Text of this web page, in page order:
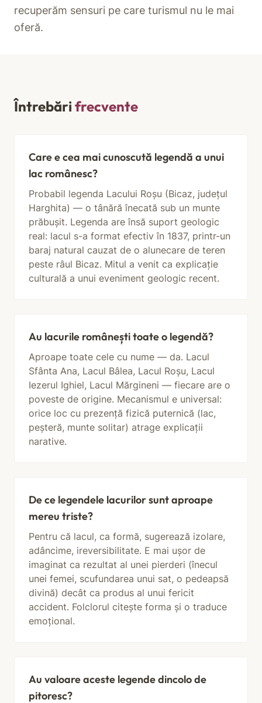
recuperăm sensuri pe care turismul nu le mai
oferă.
Întrebări frecvente
Care e cea mai cunoscută legendă a unui
lac românesc?
Probabil legenda Lacului Roșu (Bicaz, județul
Harghita) — o tânără înecată sub un munte
prăbușit. Legenda are însă suport geologic
real: lacul s-a format efectiv în 1837, printr-un
baraj natural cauzat de o alunecare de teren
peste râul Bicaz. Mitul a venit ca explicație
culturală a unui eveniment geologic recent.
Au lacurile românești toate o legendă?
Aproape toate cele cu nume — da. Lacul
Sfânta Ana, Lacul Bâlea, Lacul Roșu, Lacul
Iezerul Ighiel, Lacul Mărgineni — fiecare are o
poveste de origine. Mecanismul e universal:
orice loc cu prezență fizică puternică (lac,
peșteră, munte solitar) atrage explicații
narative.
De ce legendele lacurilor sunt aproape
mereu triste?
Pentru că lacul, ca formă, sugerează izolare,
adâncime, ireversibilitate. E mai ușor de
imaginat ca rezultat al unei pierderi (înecul
unei femei, scufundarea unui sat, o pedeapsă
divină) decât ca produs al unui fericit
accident. Folclorul citește forma și o traduce
emoțional.
Au valoare aceste legende dincolo de
pitoresc?